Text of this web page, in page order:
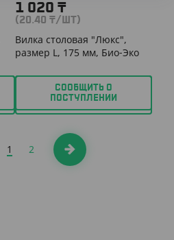
1 020 ₸
(20.40 ₸/ШТ)
Вилка столовая "Люкс",
размер L, 175 мм, Био-Эко
СООБЩИТЬ О
ПОСТУПЛЕНИИ
1 2